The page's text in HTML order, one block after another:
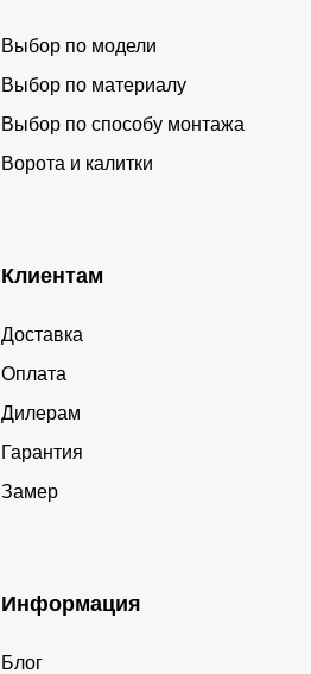
Выбор по модели
Выбор по материалу
Выбор по способу монтажа
Ворота и калитки
Клиентам
Доставка
Оплата
Дилерам
Гарантия
Замер
Информация
Блог